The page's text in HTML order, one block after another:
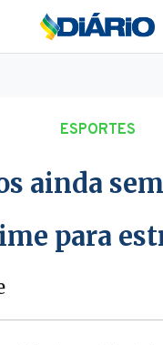
ESPORTES
ainda
para